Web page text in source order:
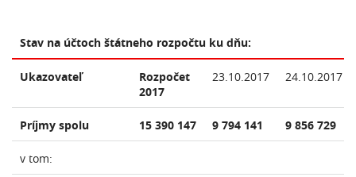
Stav na účtoch štátneho rozpočtu ku dňu:
Ukazovateľ
Rozpočet
2017
23.10.2017 24.10.2017
Príjmy spolu 15 390 147 9 794 141 9 856 729
v tom: